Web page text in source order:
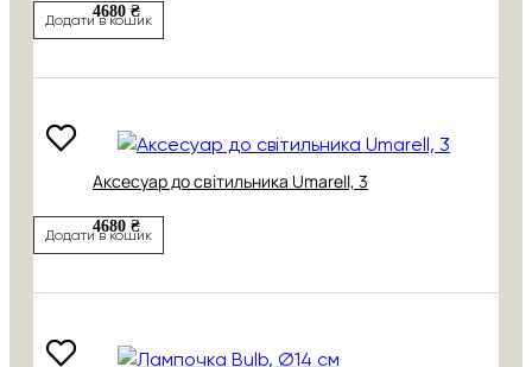
4680 ₴
Додати в кошик
Аксесуар до світильника Umarell, 3
4680 ₴
Додати в кошик